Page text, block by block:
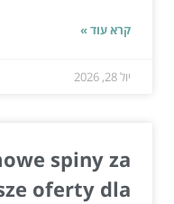
קרא עוד »
יול 28, 2026
spiny za
oferty dla